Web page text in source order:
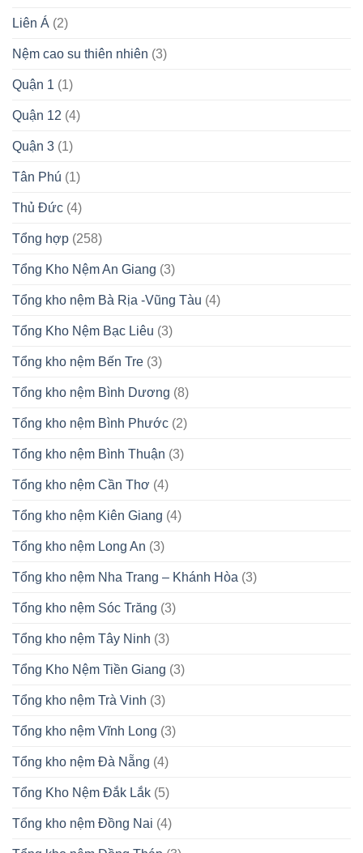
Liên Á (2)
Nệm cao su thiên nhiên (3)
Quận 1 (1)
Quận 12 (4)
Quận 3 (1)
Tân Phú (1)
Thủ Đức (4)
Tổng hợp (258)
Tổng Kho Nệm An Giang (3)
Tổng kho nệm Bà Rịa -Vũng Tàu (4)
Tổng Kho Nệm Bạc Liêu (3)
Tổng kho nệm Bến Tre (3)
Tổng kho nệm Bình Dương (8)
Tổng kho nệm Bình Phước (2)
Tổng kho nệm Bình Thuận (3)
Tổng kho nệm Cần Thơ (4)
Tổng kho nệm Kiên Giang (4)
Tổng kho nệm Long An (3)
Tổng kho nệm Nha Trang – Khánh Hòa (3)
Tổng kho nệm Sóc Trăng (3)
Tổng kho nệm Tây Ninh (3)
Tổng Kho Nệm Tiền Giang (3)
Tổng kho nệm Trà Vinh (3)
Tổng kho nệm Vĩnh Long (3)
Tổng kho nệm Đà Nẵng (4)
Tổng Kho Nệm Đắk Lắk (5)
Tổng kho nệm Đồng Nai (4)